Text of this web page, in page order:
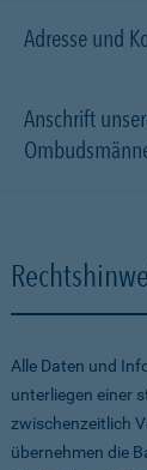
Adresse und
Anschrift
Alle Daten und
unterliegen einer
zwischenzeitlich
übernehmen die